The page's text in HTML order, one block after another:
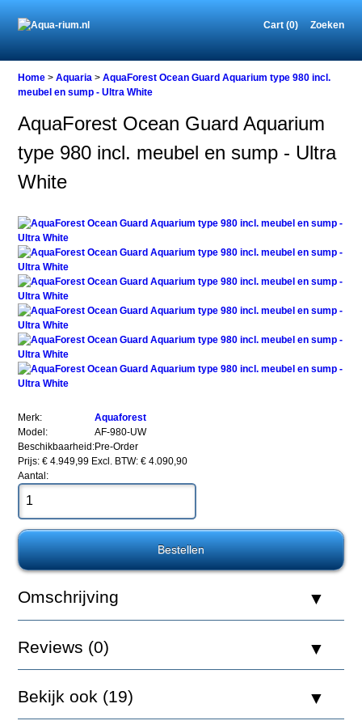
Cart (0) Zoeken
Home
Aquaria
AquaForest
Ocean
Guard
Aquarium
980
incl.
meubel
en
sump
-
Ultra
White
AquaForest
Ocean
type
980
incl.
en
Ultra
White
Home >Aquaria >AquaForest Ocean Guard Aquarium type 980 incl.
meubel en sump - Ultra White
AquaForest Ocean Guard Aquarium
type 980 incl. meubel en sump - Ultra
White
Merk:
Aquaforest
Model:
AF-980-UW
Beschikbaarheid:Pre-Order
Prijs: € 4.949,99 Excl. BTW: € 4.090,90
Aantal:
Omschrijving
Reviews (0)
Bekijk ook (19)